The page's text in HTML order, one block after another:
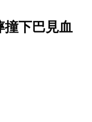
撞下巴見血